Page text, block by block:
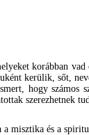
korábban
kerülik, sőt,
hogy számos
szerezhetnek
misztika és a